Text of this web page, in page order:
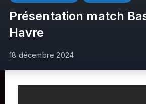
Présentation match
Havre
18 décembre 2024